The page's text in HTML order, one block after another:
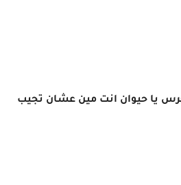
يا حيوان انت مين عشان تجيب